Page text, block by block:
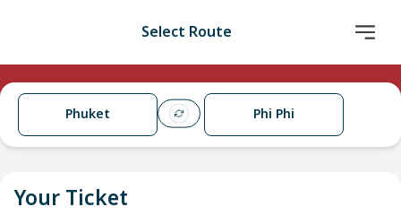
Select Route
Phuket Phi Phi
Your Ticket